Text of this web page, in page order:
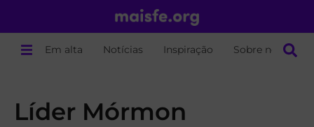
Em alta Notícias Inspiração Sobre nós
Líder Mórmon